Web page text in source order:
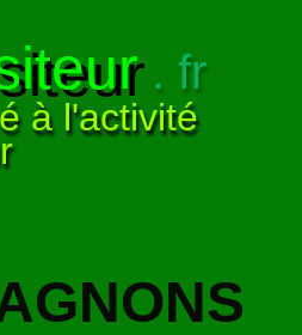
. fr
à l'activité